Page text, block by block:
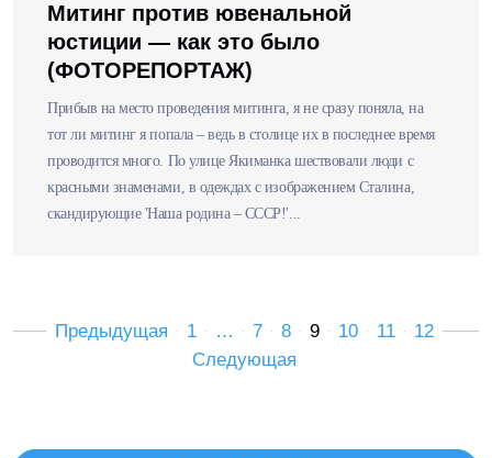
Митинг против ювенальной
юстиции — как это было
(ФОТОРЕПОРТАЖ)
Прибыв на место проведения митинга, я не сразу поняла, на
тот ли митинг я попала – ведь в столице их в последнее время
проводится много. По улице Якиманка шествовали люди с
красными знаменами, в одеждах с изображением Сталина,
скандирующие 'Наша родина – СССР!'...
Предыдущая 1 … 7 8 9 10 11
12
Следующая